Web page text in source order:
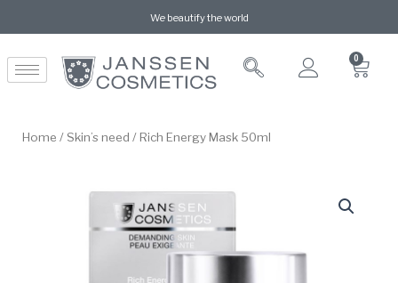
We beautify the world
0
Home / Skin’s need / Rich Energy Mask 50ml